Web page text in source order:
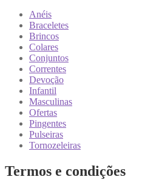
Anéis
Braceletes
Brincos
Colares
Conjuntos
Correntes
Devoção
Infantil
Masculinas
Ofertas
Pingentes
Pulseiras
Tornozeleiras
Termos e condições